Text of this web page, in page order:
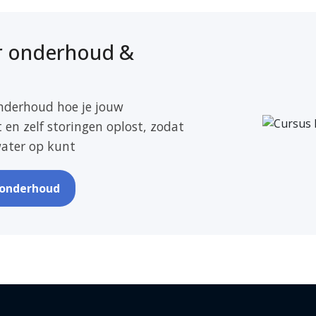
onderhoud &
hoe je jouw
zelf storingen oplost, zodat
op kunt